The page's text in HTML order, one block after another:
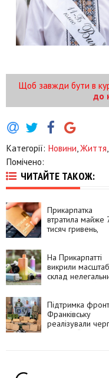
Щоб завжди бути в
до
Категорії: Новини Життя
Помічено:
ЧИТАЙТЕ ТАКОЖ:
Прикарпатка
втратила майже
тисяч гривень,
Мальту
На Прикарпатті
викрили
склад
тисяч флаконів
Підтримка
Франківську
реалізували
проєкти “Бюджету